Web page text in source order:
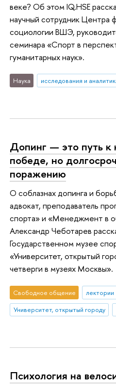
веке? Об этом IQ.HSE
научный сотрудник Центра
социологии ВШЭ,
семинара «Спорт в
гуманитарных наук».
Наука исследования и
Допинг — это путь к
победе, но
поражению
О соблазнах допинга и
адвокат, преподаватель
спорта» и «Менеджмент в
Александр Чеботарев
Государственном музее
«Университет, открытый
четверги в музеях Москвы».
Свободное общение
лектории
Университет, открытый городу
Психология на